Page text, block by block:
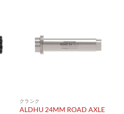
クランク
ALDHU 24MM ROAD AXLE